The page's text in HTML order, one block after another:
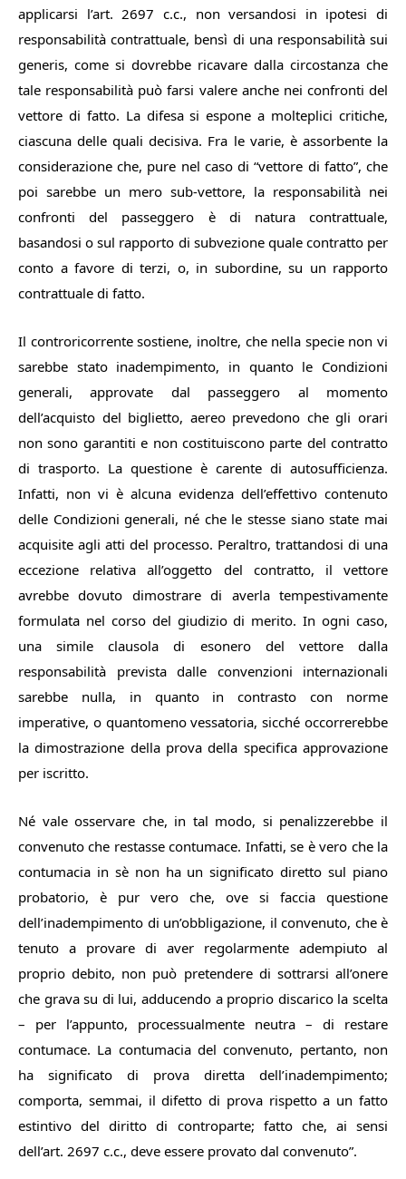
applicarsi l’art. 2697 c.c., non versandosi in ipotesi di
responsabilità contrattuale, bensì di una responsabilità sui
generis, come si dovrebbe ricavare dalla circostanza che
tale responsabilità può farsi valere anche nei confronti del
vettore di fatto. La difesa si espone a molteplici critiche,
ciascuna delle quali decisiva. Fra le varie, è assorbente la
considerazione che, pure nel caso di “vettore di fatto”, che
poi sarebbe un mero sub-vettore, la responsabilità nei
confronti del passeggero è di natura contrattuale,
basandosi o sul rapporto di subvezione quale contratto per
conto a favore di terzi, o, in subordine, su un rapporto
contrattuale di fatto.
Il controricorrente sostiene, inoltre, che nella specie non vi
sarebbe stato inadempimento, in quanto le Condizioni
generali, approvate dal passeggero al momento
dell’acquisto del biglietto, aereo prevedono che gli orari
non sono garantiti e non costituiscono parte del contratto
di trasporto. La questione è carente di autosufficienza.
Infatti, non vi è alcuna evidenza dell’effettivo contenuto
delle Condizioni generali, né che le stesse siano state mai
acquisite agli atti del processo. Peraltro, trattandosi di una
eccezione relativa all’oggetto del contratto, il vettore
avrebbe dovuto dimostrare di averla tempestivamente
formulata nel corso del giudizio di merito. In ogni caso,
una simile clausola di esonero del vettore dalla
responsabilità prevista dalle convenzioni internazionali
sarebbe nulla, in quanto in contrasto con norme
imperative, o quantomeno vessatoria, sicché occorrerebbe
la dimostrazione della prova della specifica approvazione
per iscritto.
Né vale osservare che, in tal modo, si penalizzerebbe il
convenuto che restasse contumace. Infatti, se è vero che la
contumacia in sè non ha un significato diretto sul piano
probatorio, è pur vero che, ove si faccia questione
dell’inadempimento di un’obbligazione, il convenuto, che è
tenuto a provare di aver regolarmente adempiuto al
proprio debito, non può pretendere di sottrarsi all’onere
che grava su di lui, adducendo a proprio discarico la scelta
– per l’appunto, processualmente neutra – di restare
contumace. La contumacia del convenuto, pertanto, non
ha significato di prova diretta dell’inadempimento;
comporta, semmai, il difetto di prova rispetto a un fatto
estintivo del diritto di controparte; fatto che, ai sensi
dell’art. 2697 c.c., deve essere provato dal convenuto”.